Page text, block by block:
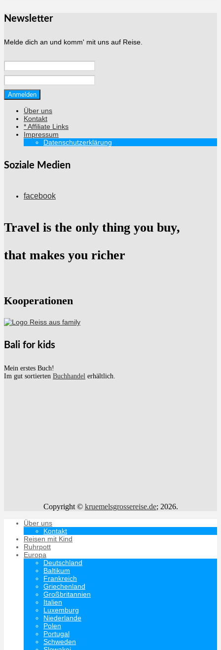
Newsletter
Melde dich an und komm' mit uns auf Reise.
Über uns
Kontakt
* Affiliate Links
Impressum
Datenschutzerklärung
Soziale Medien
facebook
Travel is the only thing you buy,
that makes you richer
Kooperationen
Bali for kids
Mein erstes Buch!
Im gut sortierten Buchhandel erhältlich.
Copyright © kruemelsgrossereise.de; 2026.
Über uns
Kontakt
Reisen mit Kind
Ruhrpott
Europa
Deutschland
Baltikum
Frankreich
Griechenland
Großbritannien
Italien
Luxemburg
Niederlande
Polen
Portugal
Schweden